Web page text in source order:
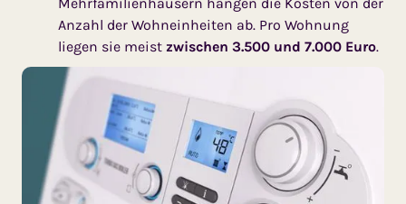
Anzahl der Wohneinheiten ab. Pro Wohnung
liegen sie meist zwischen 3.500 und 7.000 Euro.